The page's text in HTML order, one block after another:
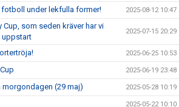
under lekfulla former! 2025-08-12 10:47
Cup, som seden kräver har vi
uppstart
2025-07-15 20:29
2025-06-25 10:53
2025-06-19 23:48
(29 maj) 2025-05-28 10:19
2025-05-22 10:10